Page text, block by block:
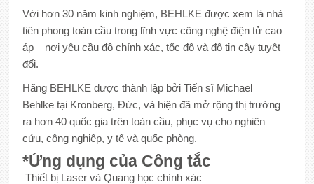
Với hơn 30 năm kinh nghiệm, BEHLKE được xem là nhà
tiên phong toàn cầu trong lĩnh vực công nghệ điện tử cao
áp – nơi yêu cầu độ chính xác, tốc độ và độ tin cậy tuyệt
đối.
Hãng BEHLKE được thành lập bởi Tiến sĩ Michael
Behlke tại Kronberg, Đức, và hiện đã mở rộng thị trường
ra hơn 40 quốc gia trên toàn cầu, phục vụ cho nghiên
cứu, công nghiệp, y tế và quốc phòng.
*Ứng dụng của Công tắc
Thiết bị Laser và Quang học chính xác